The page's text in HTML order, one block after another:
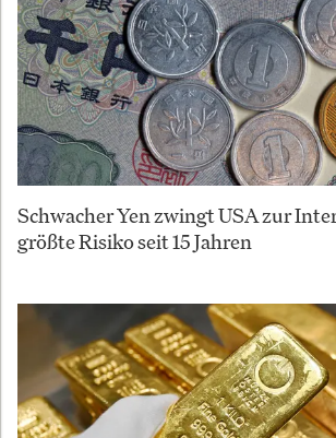
Schwacher Yen zwingt USA zur
größte Risiko seit 15 Jahren